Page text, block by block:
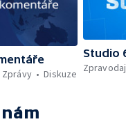
Zprávy Diskuze
Studio